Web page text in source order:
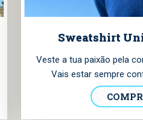
Sweatshirt
Veste a tua paixão pela
Vais estar sempre
sweatshirt com bolso.
cores azul real e
impresso no peito e o